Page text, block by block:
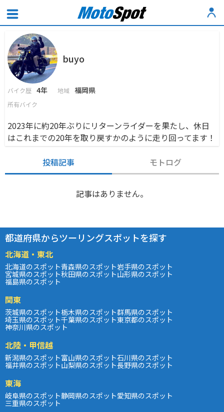
buyo
バイク歴 4年 地域 福岡県
所有バイク
2023年に約20年ぶりにリターンライダーを果たし、休日
はこれまでの20年を取り戻すかのように走り回ってます！
投稿記事 モトログ
記事はありません。
都道府県からツーリングスポットを探す
北海道・東北
北海道のスポット青森県のスポット岩手県のスポット
宮城県のスポット秋田県のスポット山形県のスポット
福島県のスポット
関東
茨城県のスポット栃木県のスポット群馬県のスポット
埼玉県のスポット千葉県のスポット東京都のスポット
神奈川県のスポット
北陸・甲信越
新潟県のスポット富山県のスポット石川県のスポット
福井県のスポット山梨県のスポット長野県のスポット
東海
岐阜県のスポット静岡県のスポット愛知県のスポット
三重県のスポット